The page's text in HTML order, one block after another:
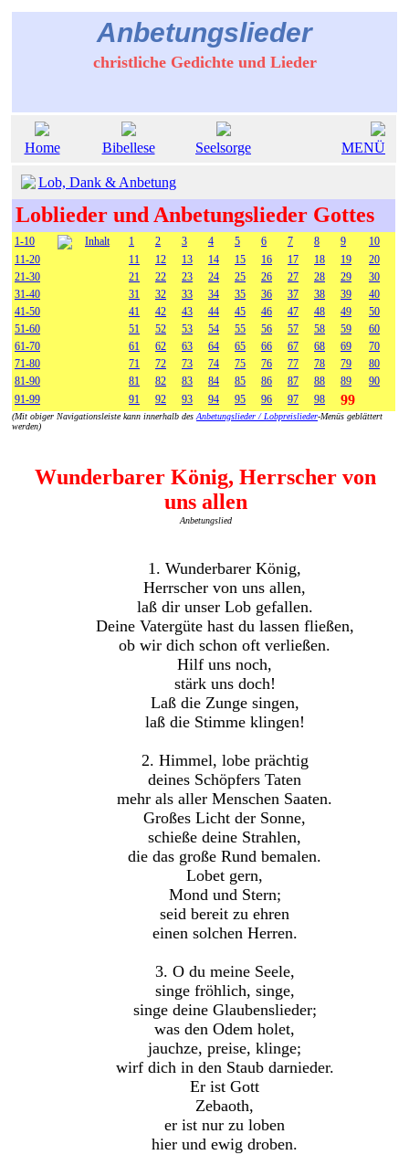
Anbetungslieder
christliche Gedichte und Lieder
Home Bibellese Seelsorge MENÜ
Lob, Dank & Anbetung
Loblieder und Anbetungslieder Gottes
1-10 Inhalt 1 2 3 4 5 6 7 8 9
10
11-20
11 12 13 14 15 16 17 18 19
20
21-30
21 22 23 24 25 26 27 28 29
30
31-40
31 32 33 34 35 36 37 38 39
40
41-50
41 42 43 44 45 46 47 48 49
50
51-60
51 52 53 54 55 56 57 58 59
60
61-70
61 62 63 64 65 66 67 68 69
70
71-80
71 72 73 74 75 76 77 78 79
80
81-90
81 82 83 84 85 86 87 88 89
90
91-99
91 92 93 94 95 96 97 98 99
(Mit obiger Navigationsleiste kann innerhalb des Anbetungslieder / Lobpreislieder-Menüs geblättert
werden)
Wunderbarer König, Herrscher von
uns allen
Anbetungslied
1. Wunderbarer König,
Herrscher von uns allen,
laß dir unser Lob gefallen.
Deine Vatergüte hast du lassen fließen,
ob wir dich schon oft verließen.
Hilf uns noch,
stärk uns doch!
Laß die Zunge singen,
laß die Stimme klingen!
2. Himmel, lobe prächtig
deines Schöpfers Taten
mehr als aller Menschen Saaten.
Großes Licht der Sonne,
schieße deine Strahlen,
die das große Rund bemalen.
Lobet gern,
Mond und Stern;
seid bereit zu ehren
einen solchen Herren.
3. O du meine Seele,
singe fröhlich, singe,
singe deine Glaubenslieder;
was den Odem holet,
jauchze, preise, klinge;
wirf dich in den Staub darnieder.
Er ist Gott
Zebaoth,
er ist nur zu loben
hier und ewig droben.